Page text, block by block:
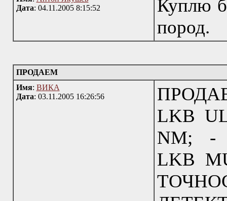
Дата: 04.11.2005 8:15:52
Куплю
пород.
ПРОДАЕМ
Имя: ВИКА
Дата: 03.11.2005 16:26:56
LKB
NM; -
LKB